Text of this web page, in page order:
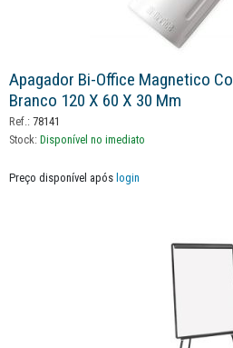
Apagador Bi-Office Magnetico
Branco 120 X 60 X 30 Mm
Ref.: 78141
Stock: Disponível no imediato
Preço disponível após login